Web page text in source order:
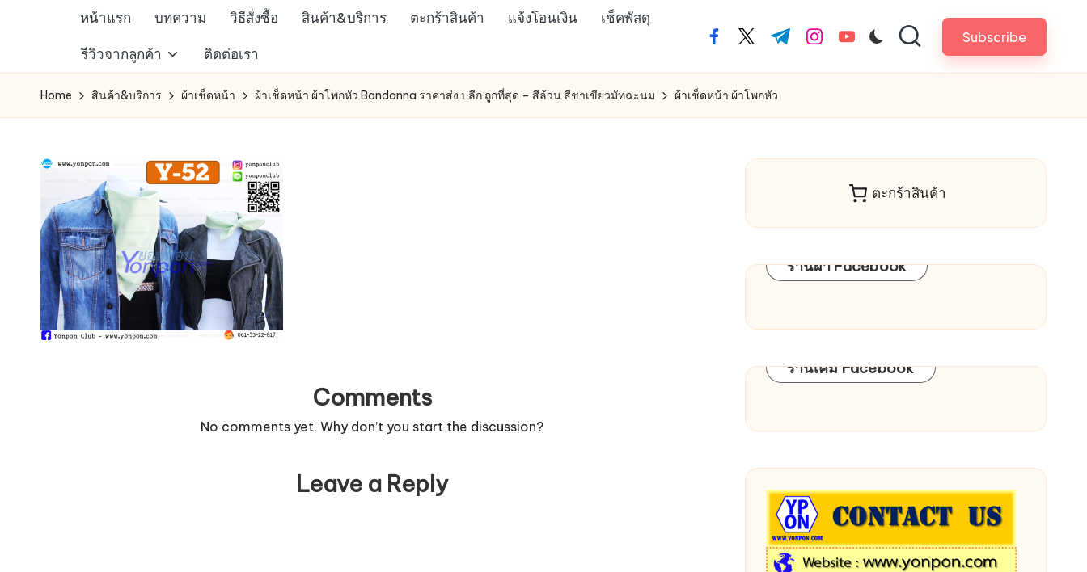
content
สรรพ
สินค้า
ออนไลน์
คน
การ
ช็อป
หน้าแรก บทความ วิธีสั่งซื้อ สินค้า&บริการ ตะกร้าสินค้า แจ้งโอนเงิน เช็คพัสดุ
รีวิวจากลูกค้า ติดต่อเรา
facebook.com
twitter.com
t.me instagram.com
youtube.com Subscribe
Home สินค้า&บริการ ผ้าเช็ดหน้า ผ้าเช็ดหน้า ผ้าโพกหัว Bandanna ราคาส่ง ปลีก ถูกที่สุด – สีล้วน สีชาเขียวมัทฉะนม ผ้าเช็ดหน้า ผ้าโพกหัว
Comments
No comments yet. Why don’t you start the discussion?
Leave a Reply
ตะกร้าสินค้า
ร้านผ้า Facebook
ร้านเคมี Facebook